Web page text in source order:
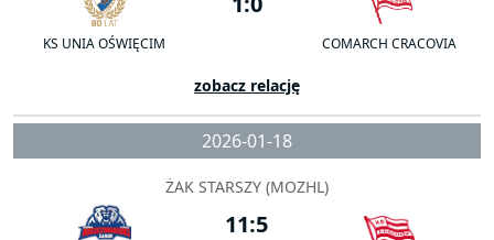
KS UNIA OŚWIĘCIM COMARCH CRACOVIA
zobacz relację
2026-01-18
ŻAK STARSZY (MOZHL)
11:5